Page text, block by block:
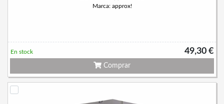
Marca: approx!
49,30 €
En stock
Comprar